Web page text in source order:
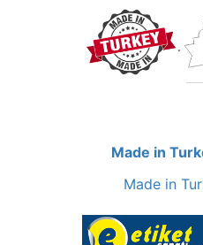
Made in
Made in